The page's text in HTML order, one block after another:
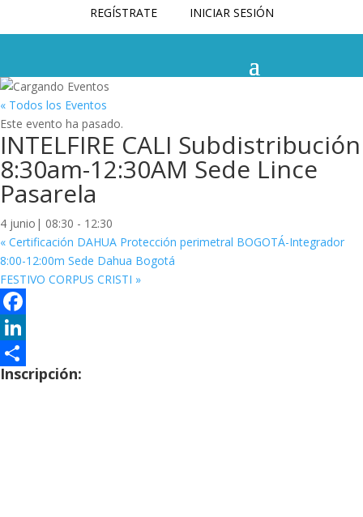
REGÍSTRATE INICIAR SESIÓN
« Todos los Eventos
Este evento ha pasado.
INTELFIRE CALI Subdistribución
8:30am-12:30AM Sede Lince
Pasarela
4 junio| 08:30 - 12:30
« Certificación DAHUA Protección perimetral BOGOTÁ-Integrador
8:00-12:00m Sede Dahua Bogotá
FESTIVO CORPUS CRISTI »
Facebook
LinkedIn
Compartir
Inscripción: